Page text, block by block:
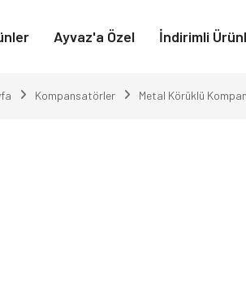
Ayvaz'a Özel İndirimli
Kompansatörler Metal Körüklü